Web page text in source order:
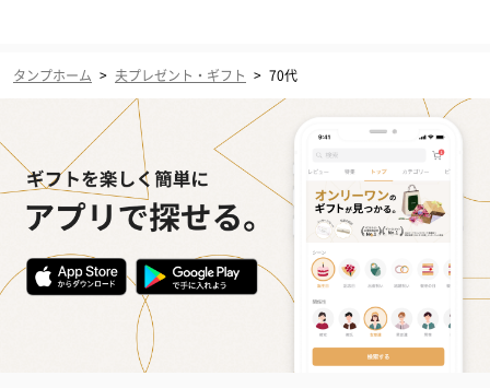
タンプホーム > 夫プレゼント・ギフト > 70代